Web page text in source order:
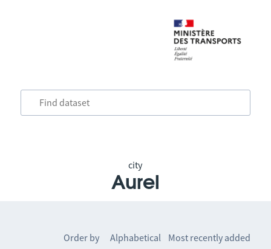
city
Aurel
Order by Alphabetical Most recently added